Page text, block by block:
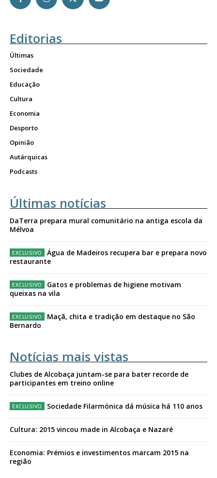
Editorias
Últimas
Sociedade
Educação
Cultura
Economia
Desporto
Opinião
Autárquicas
Podcasts
Últimas notícias
DaTerra prepara mural comunitário na antiga escola da
Mélvoa
Água de Madeiros recupera bar e prepara novo
restaurante
Gatos e problemas de higiene motivam
queixas na vila
Maçã, chita e tradição em destaque no São
Bernardo
Notícias mais vistas
Clubes de Alcobaça juntam-se para bater recorde de
participantes em treino online
Sociedade Filarmónica dá música há 110 anos
Cultura: 2015 vincou made in Alcobaça e Nazaré
Economia: Prémios e investimentos marcam 2015 na
região